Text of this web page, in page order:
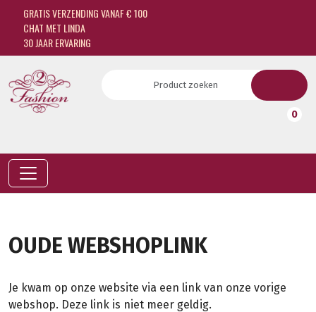
GRATIS VERZENDING VANAF € 100
CHAT MET LINDA
30 JAAR ERVARING
0
OUDE WEBSHOPLINK
Je kwam op onze website via een link van onze vorige
webshop. Deze link is niet meer geldig.